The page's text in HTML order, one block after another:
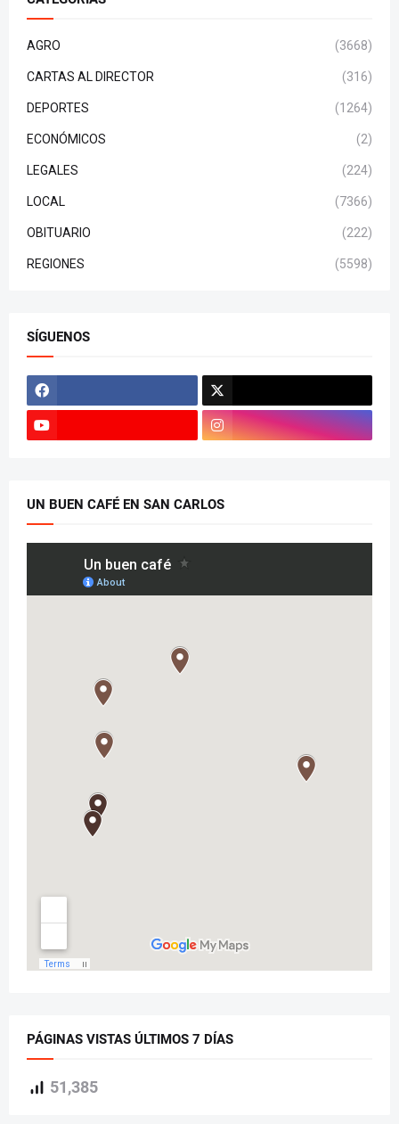
AGRO (3668)
CARTAS AL DIRECTOR (316)
DEPORTES (1264)
ECONÓMICOS (2)
LEGALES (224)
LOCAL (7366)
OBITUARIO (222)
REGIONES (5598)
SÍGUENOS
UN BUEN CAFÉ EN SAN CARLOS
PÁGINAS VISTAS ÚLTIMOS 7 DÍAS
51,385